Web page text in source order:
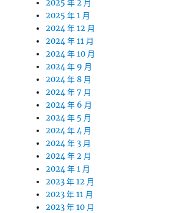
2025 年 2 月
2025 年 1 月
2024 年 12 月
2024 年 11 月
2024 年 10 月
2024 年 9 月
2024 年 8 月
2024 年 7 月
2024 年 6 月
2024 年 5 月
2024 年 4 月
2024 年 3 月
2024 年 2 月
2024 年 1 月
2023 年 12 月
2023 年 11 月
2023 年 10 月